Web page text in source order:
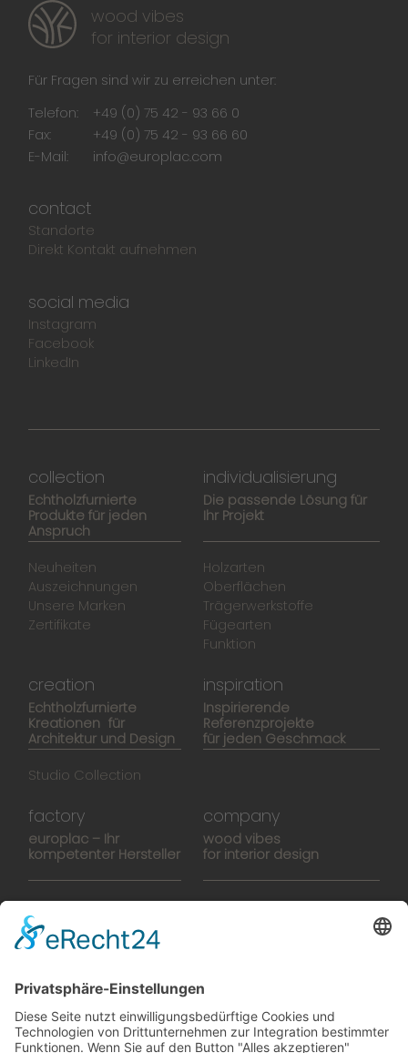
wood vibes
for interior design
Für Fragen sind wir zu erreichen unter:
Telefon:
+49 (0) 75 42 - 93 66 0
Fax:
+49 (0) 75 42 - 93 66 60
E-Mail:
info@europlac.com
contact
Standorte
Direkt Kontakt aufnehmen
social media
Instagram
Facebook
LinkedIn
collection
Echtholzfurnierte
Produkte für jeden
Anspruch
Neuheiten
Auszeichnungen
Unsere Marken
Zertifikate
individualisierung
Die passende Lösung für
Ihr Projekt
Holzarten
Oberflächen
Trägerwerkstoffe
Fügearten
Funktion
creation
Echtholzfurnierte
Kreationen für
Architektur und Design
Studio Collection
inspiration
Inspirierende
Referenzprojekte
für jeden Geschmack
factory
europlac – Ihr
kompetenter Hersteller
Hightech-Fertigung
Manufaktur
company
wood vibes
for interior design
europlacHOUSE
Karriere
Booklet
SalesTools